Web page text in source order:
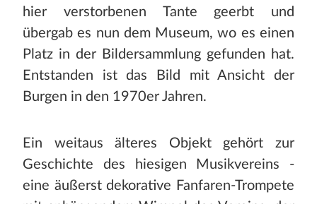
hier verstorbenen Tante geerbt und
übergab es nun dem Museum, wo es einen
Platz in der Bildersammlung gefunden hat.
Entstanden ist das Bild mit Ansicht der
Burgen in den 1970er Jahren.
Ein weitaus älteres Objekt gehört zur
Geschichte des hiesigen Musikvereins -
eine äußerst dekorative Fanfaren-Trompete